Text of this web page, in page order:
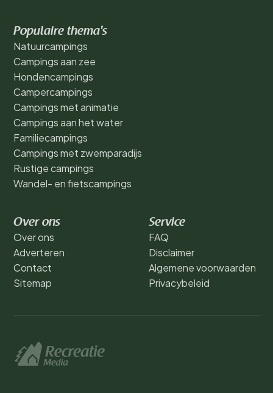
Populaire thema's
Natuurcampings
Campings aan zee
Hondencampings
Campercampings
Campings met animatie
Campings aan het water
Familiecampings
Campings met zwemparadijs
Rustige campings
Wandel- en fietscampings
Over ons
Over ons
Adverteren
Contact
Sitemap
Service
FAQ
Disclaimer
Algemene voorwaarden
Privacybeleid